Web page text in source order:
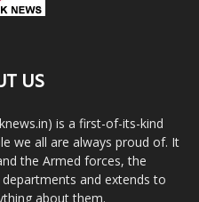
US
is a first-of-its-kind
we all are always proud of. It
the Armed forces, the
and extends to
about them.